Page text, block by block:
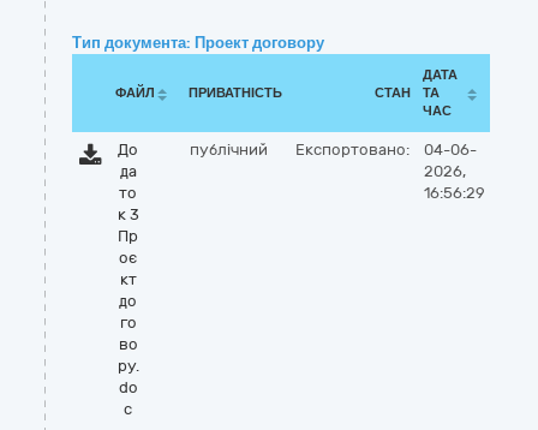
Тип документа: Проект договору
ФАЙЛ ПРИВАТНІСТЬ СТАН
ДАТА
ТА
ЧАС
До
да
то
к 3
Пр
оє
кт
до
го
во
ру.
do
c
публічний Експортовано:
04-06-
2026,
16:56:29